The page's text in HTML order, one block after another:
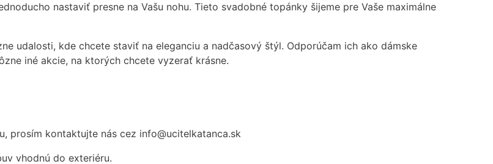
nastaviť presne na Vašu nohu. Tieto svadobné topánky šijeme pre Vaše maximálne
udalosti, kde chcete staviť na eleganciu a nadčasový štýl. Odporúčam ich ako dámske
iné akcie, na ktorých chcete vyzerať krásne.
prosím kontaktujte nás cez info@ucitelkatanca.sk
vhodnú do exteriéru.